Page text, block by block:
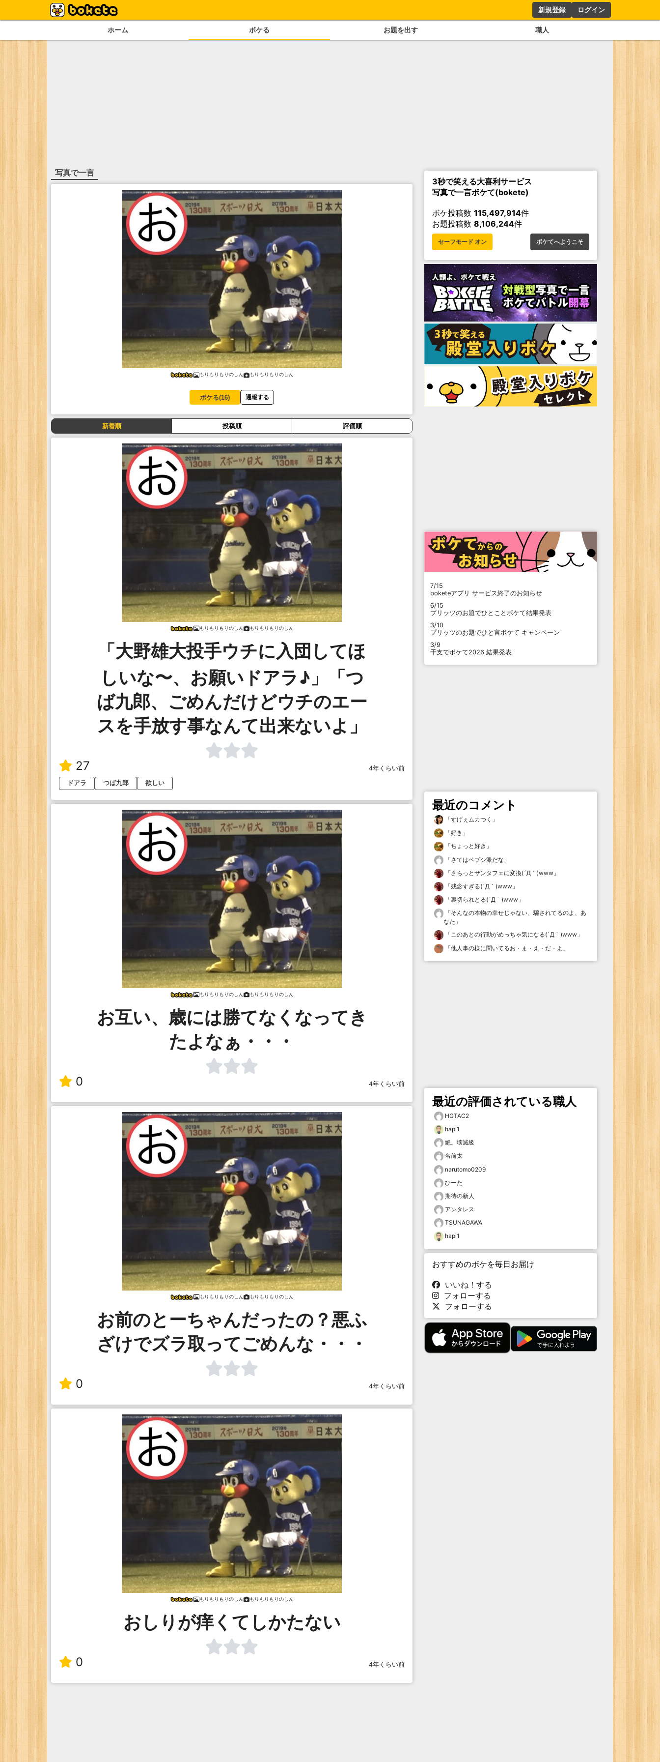
新規登録 ログイン
ホーム ボケる お題を出す 職人
写真で一言
もりもりもりのしん もりもりもりのしん
ボケる(16) 通報する
新着順 投稿順 評価順
もりもりもりのしん もりもりもりのしん
「大野雄大投手ウチに入団してほ
しいな〜、お願いドアラ♪」「つ
ば九郎、ごめんだけどウチのエー
スを手放す事なんて出来ないよ」
27
4年くらい前
ドアラ
つば九郎 欲しい
もりもりもりのしん もりもりもりのしん
お互い、歳には勝てなくなってき
たよなぁ・・・
0 4年くらい前
もりもりもりのしん もりもりもりのしん
お前のとーちゃんだったの？悪ふ
ざけでズラ取ってごめんな・・・
0 4年くらい前
もりもりもりのしん もりもりもりのしん
おしりが痒くてしかたない
0 4年くらい前
3秒で笑える大喜利サービス
写真で一言ボケて(bokete)
ボケ投稿数 115,497,914件
お題投稿数 8,106,244件
セーフモード オン ボケてへようこそ
7/15
boketeアプリ サービス終了のお知らせ
6/15
プリッツのお題でひとことボケて結果発表
3/10
プリッツのお題でひと言ボケて キャンペーン
3/9
干支でボケて2026 結果発表
最近のコメント
「すげぇムカつく 」
「好き 」
「ちょっと好き 」
「さてはペプシ派だな 」
「さらっとサンタフェに変換(´Д｀)www 」
「残念すぎる(´Д｀)www 」
「裏切られとる(´Д｀)www 」
「そんなの本物の幸せじゃない、騙されてるのよ、あ
なた 」
「このあとの行動がめっちゃ気になる(´Д｀)www 」
「他人事の様に聞いてるお・ま・え・だ・よ 」
最近の評価されている職人
HGTAC2
hapi1
絶。壊滅級
名前太
narutomo0209
ひーた
期待の新人
アンタレス
TSUNAGAWA
hapi1
おすすめのボケを毎日お届け
いいね！する
フォローする
フォローする